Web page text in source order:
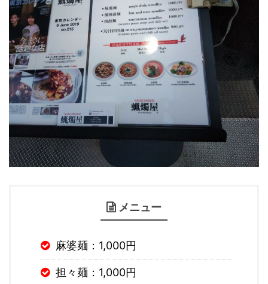
メニュー
麻婆麺：1,000円
担々麺：1,000円